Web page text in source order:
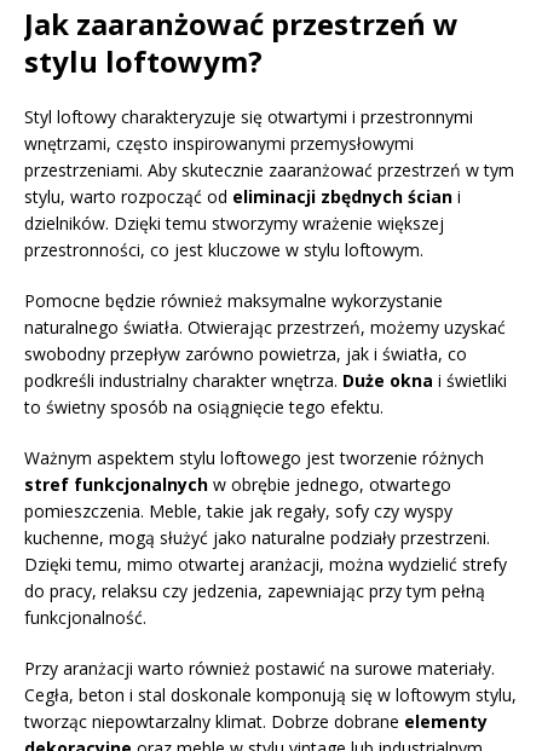
Jak zaaranżować przestrzeń w
stylu loftowym?
Styl loftowy charakteryzuje się otwartymi i przestronnymi
wnętrzami, często inspirowanymi przemysłowymi
przestrzeniami. Aby skutecznie zaaranżować przestrzeń w tym
stylu, warto rozpocząć od eliminacji zbędnych ścian i
dzielników. Dzięki temu stworzymy wrażenie większej
przestronności, co jest kluczowe w stylu loftowym.
Pomocne będzie również maksymalne wykorzystanie
naturalnego światła. Otwierając przestrzeń, możemy uzyskać
swobodny przepływ zarówno powietrza, jak i światła, co
podkreśli industrialny charakter wnętrza. Duże okna i świetliki
to świetny sposób na osiągnięcie tego efektu.
Ważnym aspektem stylu loftowego jest tworzenie różnych
stref funkcjonalnych w obrębie jednego, otwartego
pomieszczenia. Meble, takie jak regały, sofy czy wyspy
kuchenne, mogą służyć jako naturalne podziały przestrzeni.
Dzięki temu, mimo otwartej aranżacji, można wydzielić strefy
do pracy, relaksu czy jedzenia, zapewniając przy tym pełną
funkcjonalność.
Przy aranżacji warto również postawić na surowe materiały.
Cegła, beton i stal doskonale komponują się w loftowym stylu,
tworząc niepowtarzalny klimat. Dobrze dobrane elementy